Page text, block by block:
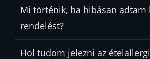
Mi történik, ha hibásan adtam
rendelést?
Hol tudom jelezni az